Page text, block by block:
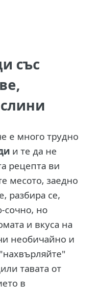
със
е много трудно
и те да не
рецепта ви
месото, заедно
разбира се,
сочно, но
и вкуса на
необичайно и
тавата от
в